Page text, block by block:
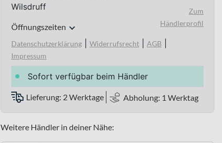
Wilsdruff
Öffnungszeiten
Zum
Händlerprofil
Datenschutzerklärung Widerrufsrecht AGB
Impressum
Sofort verfügbar beim Händler
Lieferung: 2 Werktage Abholung: 1 Werktag
Weitere Händler in deiner Nähe: